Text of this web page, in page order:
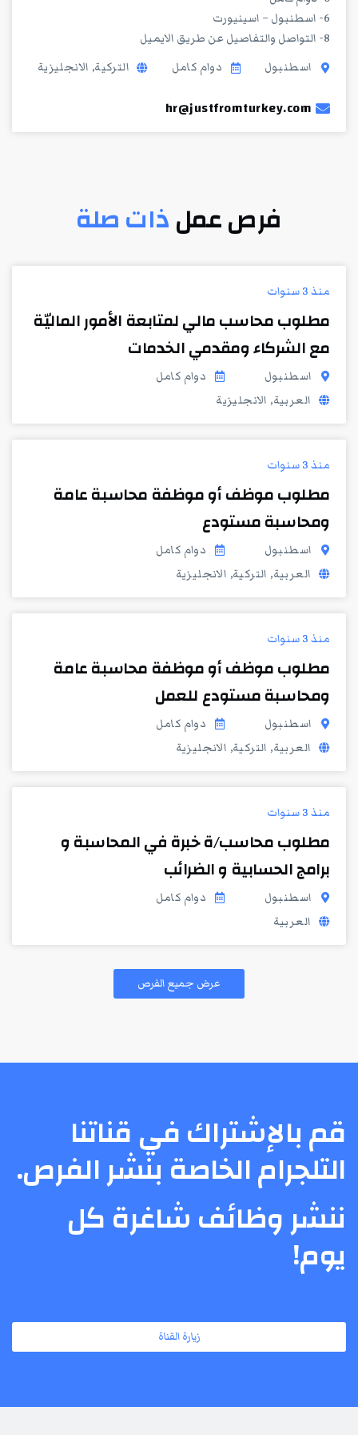
6- اسطنبول – اسينيورت
8- التواصل والتفاصيل عن طريق الايميل
اسطنبول
دوام كامل التركية, الانجليزية
hr@justfromturkey.com
فرص عملذات صلة
منذ 3 سنوات
مطلوب محاسب مالي لمتابعة الأمور الماليّة
مع الشركاء ومقدمي الخدمات
اسطنبول
دوام كامل
العربية, الانجليزية
منذ 3 سنوات
مطلوب موظف أو موظفة محاسبة عامة
ومحاسبة مستودع
اسطنبول
دوام كامل
العربية, التركية, الانجليزية
منذ 3 سنوات
مطلوب موظف أو موظفة محاسبة عامة
ومحاسبة مستودع للعمل
اسطنبول
دوام كامل
العربية, التركية, الانجليزية
منذ 3 سنوات
مطلوب محاسب/ة خبرة في المحاسبة و
برامج الحسابية و الضرائب
اسطنبول
دوام كامل
العربية
عرض جميع الفرص
قم بالإشتراك في قناتنا
التلجرام الخاصة بنشر الفرص.
ننشر وظائف شاغرة كل
يوم!
زيارة القناة